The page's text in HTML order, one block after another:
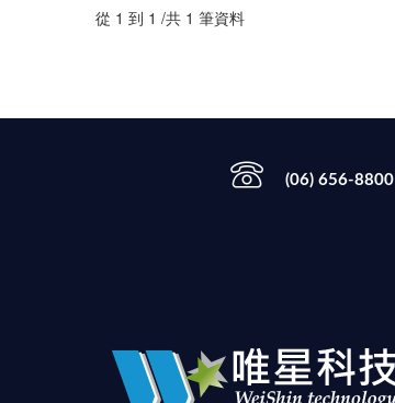
從 1 到 1 /共 1 筆資料
(06) 656-8800